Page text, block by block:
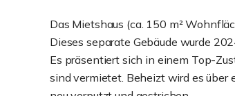
Das Mietshaus (ca. 150 m²
Dieses separate Gebäude wurde
Es präsentiert sich in einem Top-
sind vermietet. Beheizt wird es über